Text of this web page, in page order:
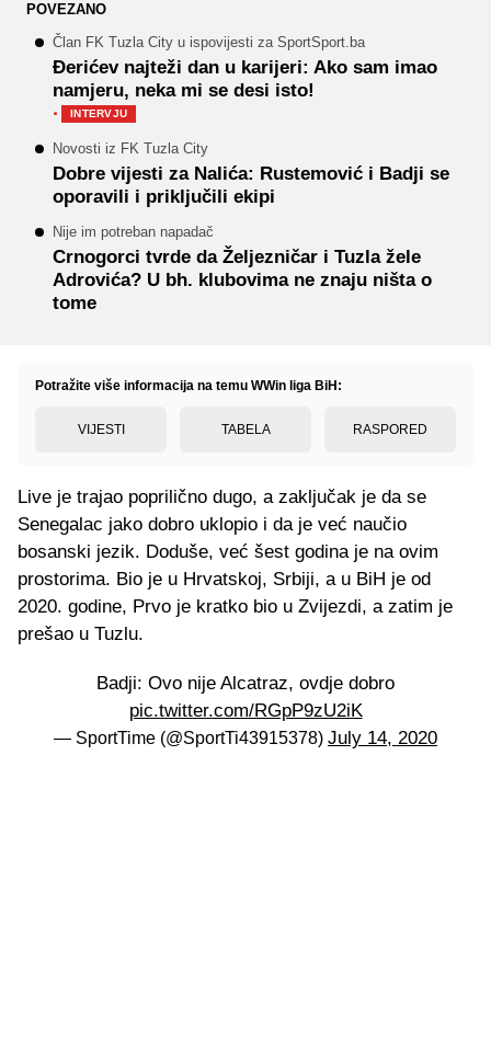
POVEZANO
Član FK Tuzla City u ispovijesti za SportSport.ba
Đerićev najteži dan u karijeri: Ako sam imao
namjeru, neka mi se desi isto!
· INTERVJU
Novosti iz FK Tuzla City
Dobre vijesti za Nalića: Rustemović i Badji se
oporavili i priključili ekipi
Nije im potreban napadač
Crnogorci tvrde da Željezničar i Tuzla žele
Adrovića? U bh. klubovima ne znaju ništa o
tome
Potražite više informacija na temu WWin liga BiH:
VIJESTI TABELA RASPORED
Live je trajao poprilično dugo, a zaključak je da se
Senegalac jako dobro uklopio i da je već naučio
bosanski jezik. Doduše, već šest godina je na ovim
prostorima. Bio je u Hrvatskoj, Srbiji, a u BiH je od
2020. godine, Prvo je kratko bio u Zvijezdi, a zatim je
prešao u Tuzlu.
Badji: Ovo nije Alcatraz, ovdje dobro
pic.twitter.com/RGpP9zU2iK
— SportTime (@SportTi43915378) July 14, 2020